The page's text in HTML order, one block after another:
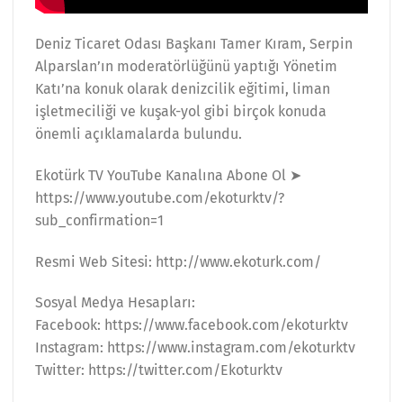
Deniz Ticaret Odası Başkanı Tamer Kıram, Serpin
Alparslan’ın moderatörlüğünü yaptığı Yönetim
Katı’na konuk olarak denizcilik eğitimi, liman
işletmeciliği ve kuşak-yol gibi birçok konuda
önemli açıklamalarda bulundu.
Ekotürk TV YouTube Kanalına Abone Ol ➤
https://www.youtube.com/ekoturktv/?
sub_confirmation=1
Resmi Web Sitesi: http://www.ekoturk.com/
Sosyal Medya Hesapları:
Facebook: https://www.facebook.com/ekoturktv
Instagram: https://www.instagram.com/ekoturktv
Twitter: https://twitter.com/Ekoturktv